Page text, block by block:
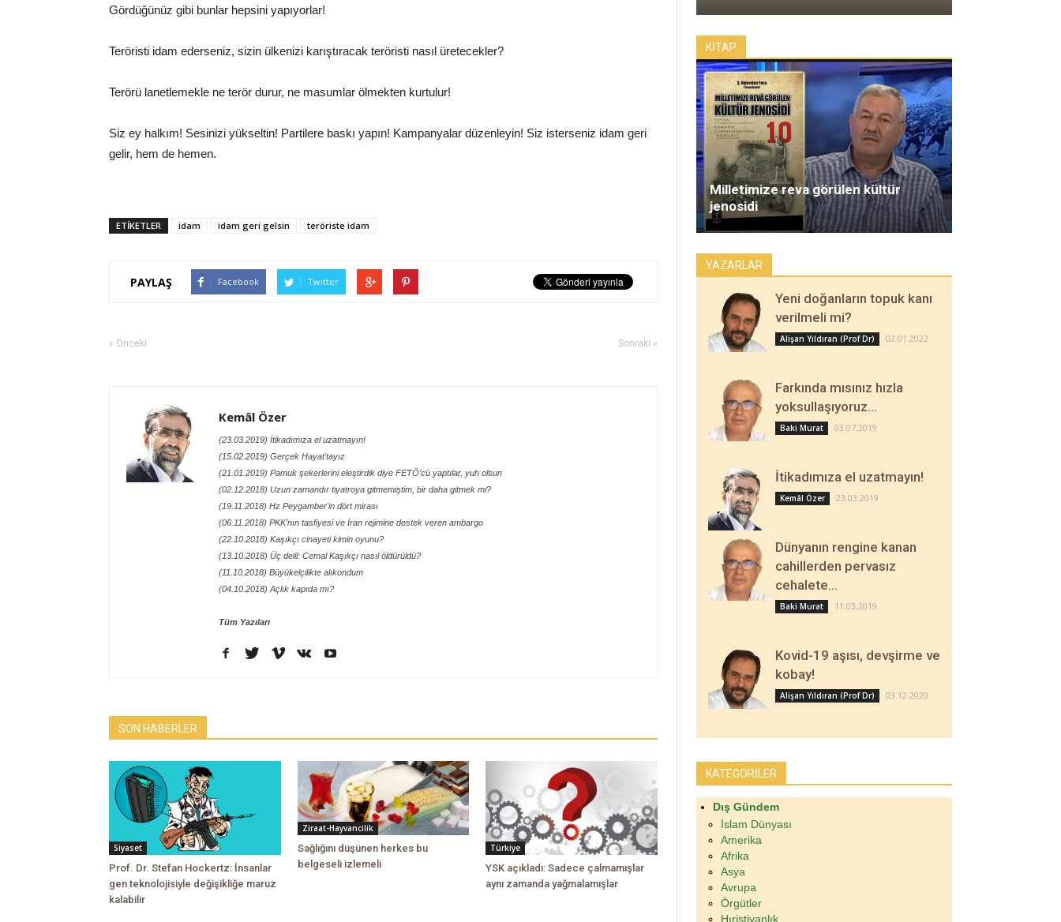
Gördüğünüz gibi bunlar hepsini yapıyorlar!
Teröristi idam ederseniz, sizin ülkenizi karıştıracak teröristi nasıl üretecekler?
Terörü lanetlemekle ne terör durur, ne masumlar ölmekten kurtulur!
Siz ey halkım! Sesinizi yükseltin! Partilere baskı yapın! Kampanyalar düzenleyin! Siz isterseniz idam geri
gelir, hem de hemen.
ETİKETLER idam idam geri gelsin teröriste idam
PAYLAŞ Facebook Twitter
« Önceki Sonraki »
Kemâl Özer
(23.03.2019) İtikadımıza el uzatmayın!
(15.02.2019) Gerçek Hayat'tayız
(21.01.2019) Pamuk şekerlerini eleştirdik diye FETÖ’cü yaptılar, yuh olsun
(02.12.2018) Uzun zamandır tiyatroya gitmemiştim, bir daha gitmek mi?
(19.11.2018) Hz Peygamber'in dört mirası
(06.11.2018) PKK’nın tasfiyesi ve İran rejimine destek veren ambargo
(22.10.2018) Kaşıkçı cinayeti kimin oyunu?
(13.10.2018) Üç delil: Cemal Kaşıkçı nasıl öldürüldü?
(11.10.2018) Büyükelçilikte alıkondum
(04.10.2018) Açlık kapıda mı?
Tüm Yazıları
SON HABERLER
Siyaset
Prof. Dr. Stefan Hockertz: İnsanlar
gen teknolojisiyle değişikliğe maruz
kalabilir
Ziraat-Hayvancilik
Sağlığını düşünen herkes bu
belgeseli izlemeli
Türkiye
YSK açıkladı: Sadece çalmamışlar
aynı zamanda yağmalamışlar
KİTAP
Milletimize reva görülen kültür
jenosidi
YAZARLAR
Yeni doğanların topuk kanı
verilmeli mi?
Alişan Yıldıran (Prof Dr) 02.01.2022
Farkında mısınız hızla
yoksullaşıyoruz…
Baki Murat 03.07.2019
İtikadımıza el uzatmayın!
Kemâl Özer 23.03.2019
Dünyanın rengine kanan
cahillerden pervasız
cehalete…
Baki Murat 11.03.2019
Kovid-19 aşısı, devşirme ve
kobay!
Alişan Yıldıran (Prof Dr) 03.12.2020
KATEGORİLER
Dış Gündem
İslam Dünyası
Amerika
Afrika
Asya
Avrupa
Örgütler
Hıristiyanlık